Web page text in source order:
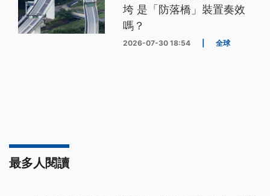
垮 是「防落橋」裝置奏效
嗎？
2026-07-30 18:54 全球
最多人閱讀